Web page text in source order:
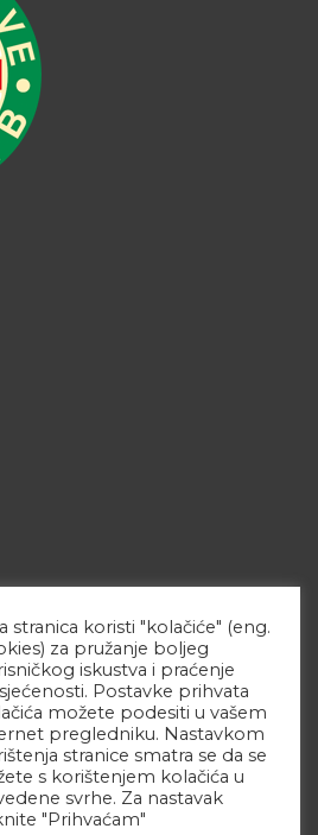
10090 Hrvatska
stranica koristi "kolačiće" (eng.
za pružanje boljeg
iskustva i praćenje
Postavke prihvata
možete podesiti u vašem
pregledniku. Nastavkom
stranice smatra se da se
s korištenjem kolačića u
svrhe. Za nastavak
"Prihvaćam"